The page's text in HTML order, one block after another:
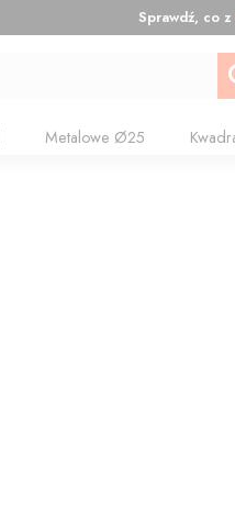
Sprawdź, co z
Metalowe Ø25